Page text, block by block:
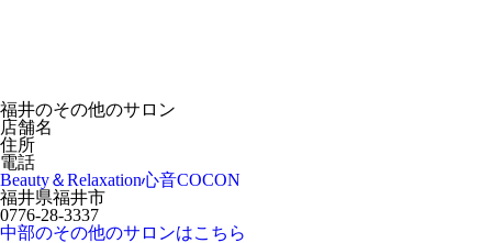
福井のその他のサロン
店舗名
住所
電話
Beauty＆Relaxation心音COCON
福井県福井市
0776-28-3337
中部のその他のサロンはこちら